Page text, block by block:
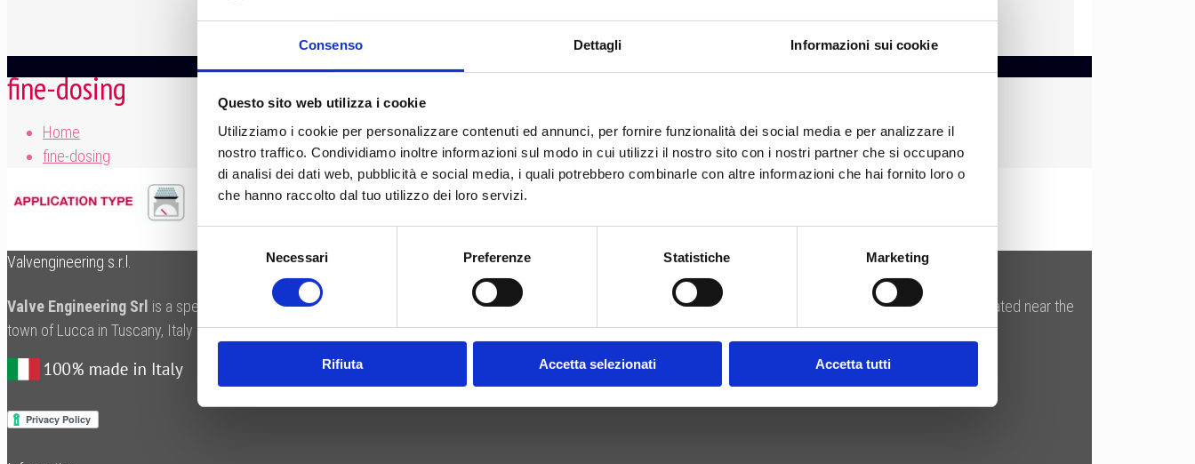
Consenso Dettagli Informazioni sui cookie
Questo sito web utilizza i cookie
Utilizziamo i cookie per personalizzare contenuti ed annunci, per fornire funzionalità dei social media e per analizzare il
nostro traffico. Condividiamo inoltre informazioni sul modo in cui utilizzi il nostro sito con i nostri partner che si occupano
di analisi dei dati web, pubblicità e social media, i quali potrebbero combinarle con altre informazioni che hai fornito loro o
che hanno raccolto dal tuo utilizzo dei loro servizi.
Necessari Preferenze Statistiche Marketing
Rifiuta Accetta selezionati Accetta tutti
fine-dosing
Home
fine-dosing
Valvengineering s.r.l.
Valve Engineering Srl is a specialist manufacturer of valves for handling powders in the Pharmaceutical, fine chemical, food and cosmetics industries. We are located near the
town of Lucca in Tuscany, Italy in an area renowned for its skilled mechanical engineers and designers.